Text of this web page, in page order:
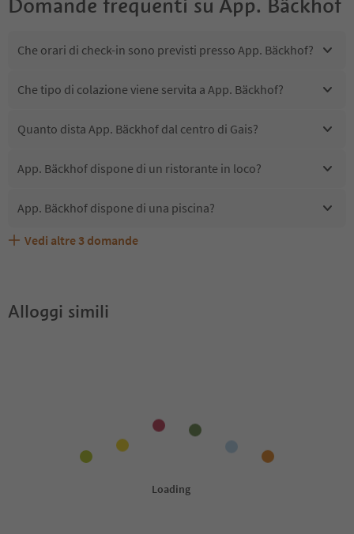
Domande frequenti su App. Bäckhof
Che orari di check-in sono previsti presso App. Bäckhof?
Che tipo di colazione viene servita a App. Bäckhof?
Quanto dista App. Bäckhof dal centro di Gais?
App. Bäckhof dispone di un ristorante in loco?
App. Bäckhof dispone di una piscina?
App. Bäckhof accetta animali domestici?
Quali servizi/attività sono disponibili presso App.
Gli ospiti di App. Bäckhof ricevono l'Alto Adige Guest
Vedi altre 3 domande
Alloggi simili